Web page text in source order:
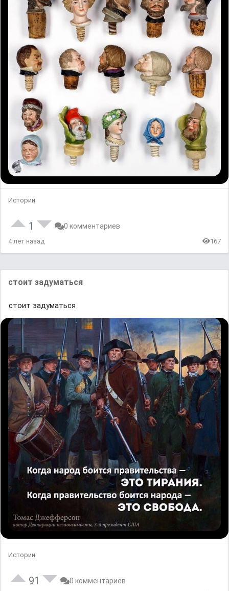
Истории
1 0 комментариев
4 лет назад 167
стоит задуматься
стоит задуматься
Истории
91 0 комментариев